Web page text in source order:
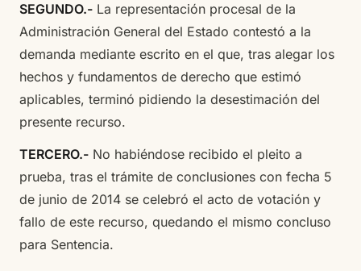
SEGUNDO.- La representación procesal de la
Administración General del Estado contestó a la
demanda mediante escrito en el que, tras alegar los
hechos y fundamentos de derecho que estimó
aplicables, terminó pidiendo la desestimación del
presente recurso.
TERCERO.- No habiéndose recibido el pleito a
prueba, tras el trámite de conclusiones con fecha 5
de junio de 2014 se celebró el acto de votación y
fallo de este recurso, quedando el mismo concluso
para Sentencia.